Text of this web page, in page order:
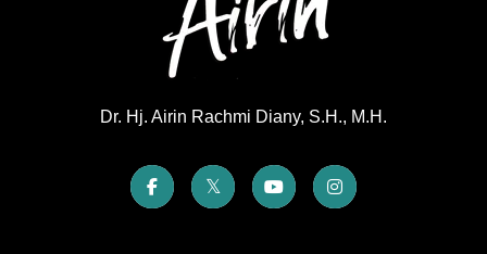
Dr. Hj. Airin Rachmi Diany, S.H., M.H.